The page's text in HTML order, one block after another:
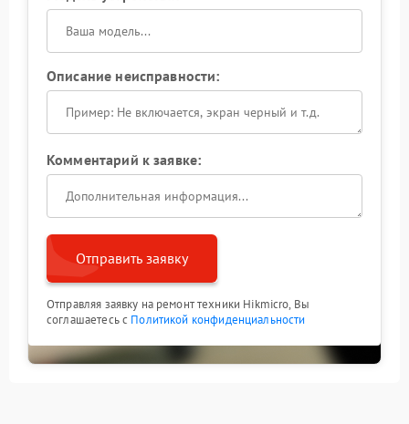
Описание неисправности:
Комментарий к заявке:
Отправить заявку
Отправляя заявку на ремонт техники Hikmicro, Вы
соглашаетесь с Политикой конфиденциальности